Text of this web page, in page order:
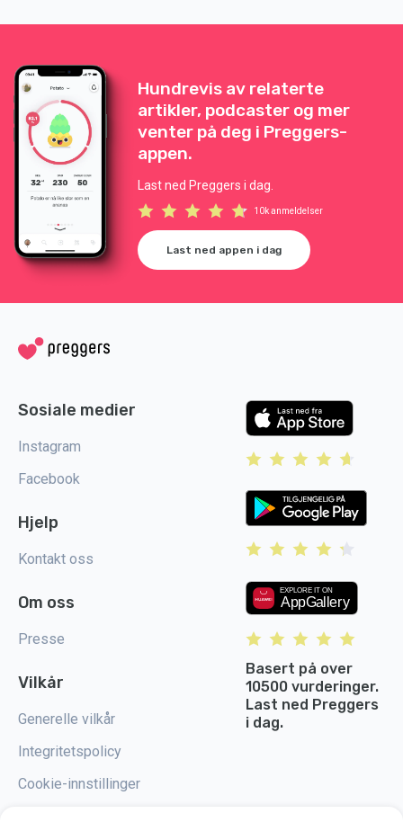
Hundrevis av relaterte
artikler, podcaster og mer
venter på deg i Preggers-
appen.
Last ned Preggers i dag.
10k anmeldelser
Last ned appen i dag
Sosiale medier
Instagram
Facebook
Hjelp
Kontakt oss
Om oss
Presse
Vilkår
Generelle vilkår
Integritetspolicy
Cookie-innstillinger
Basert på over
10500 vurderinger.
Last ned Preggers
i dag.